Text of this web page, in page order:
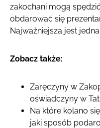
zakochani mogą
obdarować się
Najważniejsza jest
Zobacz także:
Zaręczyny w
oświadczyny w
Na które kolano
jaki sposób